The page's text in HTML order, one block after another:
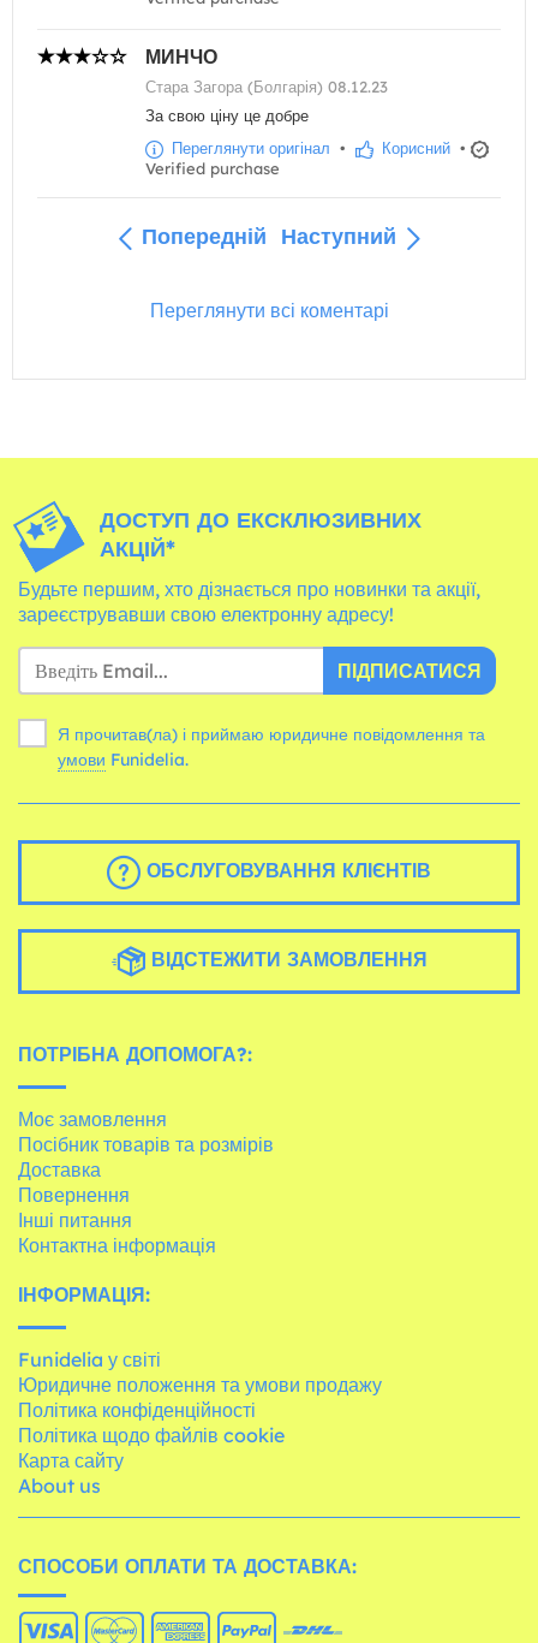
МИНЧО
Стара Загора (Болгарія) 08.12.23
За свою ціну це добре
Переглянути оригінал • Корисний •
Verified purchase
Попередній Наступний
Переглянути всі коментарі
ДОСТУП ДО ЕКСКЛЮЗИВНИХ
АКЦІЙ*
Будьте першим, хто дізнається про новинки та акції,
зареєструвавши свою електронну адресу!
ПІДПИСАТИСЯ
Я прочитав(ла) і приймаю юридичне повідомлення та
умови Funidelia.
ОБСЛУГОВУВАННЯ КЛІЄНТІВ
ВІДСТЕЖИТИ ЗАМОВЛЕННЯ
ПОТРІБНА ДОПОМОГА?:
Моє замовлення
Посібник товарів та розмірів
Доставка
Повернення
Інші питання
Контактна інформація
ІНФОРМАЦІЯ:
Funidelia у світі
Юридичне положення та умови продажу
Політика конфіденційності
Політика щодо файлів cookie
Карта сайту
About us
СПОСОБИ ОПЛАТИ ТА ДОСТАВКА: